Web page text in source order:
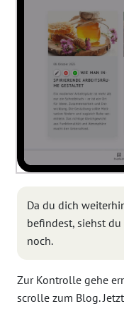
Da du dich
befindest, siehst
noch.
Zur Kontrolle gehe
scrolle zum Blog.